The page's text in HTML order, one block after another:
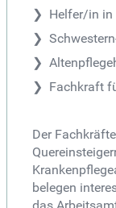
Helfer/in in
Fachkraft
Der
belegen